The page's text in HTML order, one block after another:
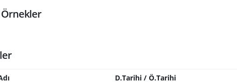
D.Tarihi / Ö.Tarihi